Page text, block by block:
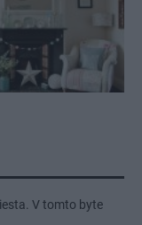
V tomto byte